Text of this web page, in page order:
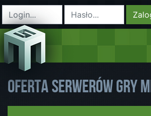
Oferta Serwerów Gry